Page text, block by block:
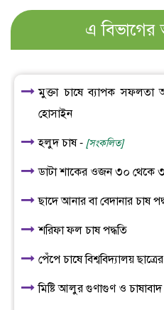
এ বিভাগের
মুক্তা চাষে ব্যাপক সফলতা
হোসাইন
হলুদ চাষ - [সংকলিত]
ডাটা শাকের ওজন ৩০ থেকে
ছাদে আনার বা বেদানার চাষ
শরিফা ফল চাষ পদ্ধতি
পেঁপে চাষে বিশ্ববিদ্যালয়
মিষ্টি আলুর গুণাগুণ ও চাষাবাদ